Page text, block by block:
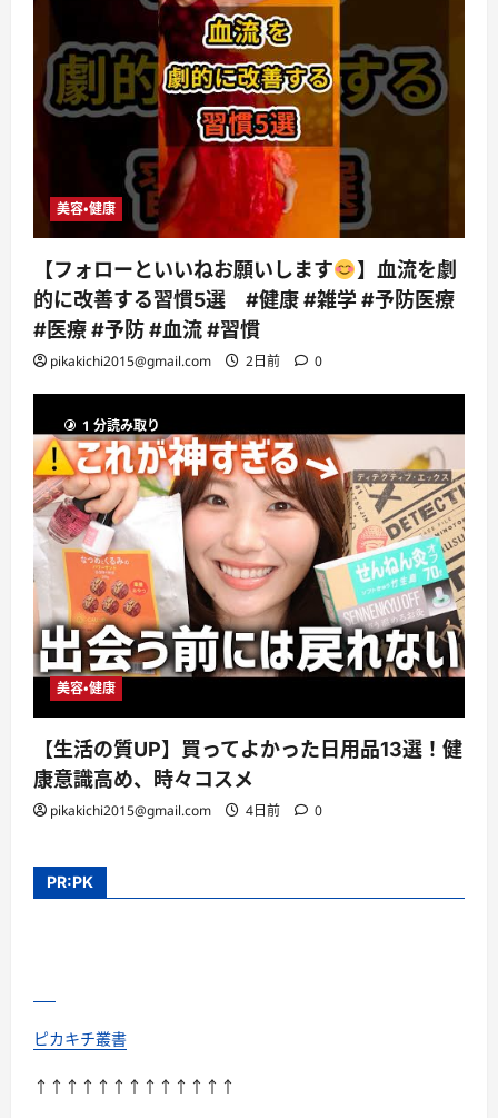
美容・健康
【フォローといいねお願いします
】血流を劇
的に改善する習慣5選 #健康 #雑学 #予防医療
#医療 #予防 #血流 #習慣
pikakichi2015@gmail.com 2日前 0
1 分読み取り
美容・健康
【生活の質UP】買ってよかった日用品13選！健
康意識高め、時々コスメ
pikakichi2015@gmail.com 4日前 0
PR:PK
ピカキチ叢書
↑↑↑↑↑↑↑↑↑↑↑↑↑